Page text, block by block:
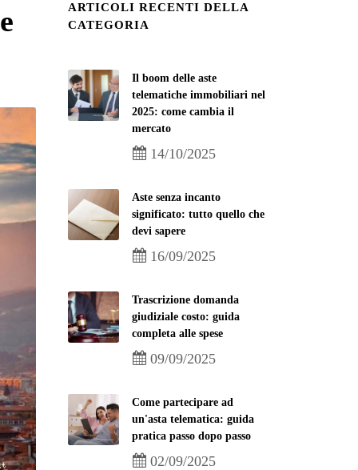
ARTICOLI RECENTI DELLA
CATEGORIA
Il boom delle aste
telematiche immobiliari nel
2025: come cambia il
mercato
14/10/2025
Aste senza incanto
significato: tutto quello che
devi sapere
16/09/2025
Trascrizione domanda
giudiziale costo: guida
completa alle spese
09/09/2025
Come partecipare ad
un'asta telematica: guida
pratica passo dopo passo
02/09/2025